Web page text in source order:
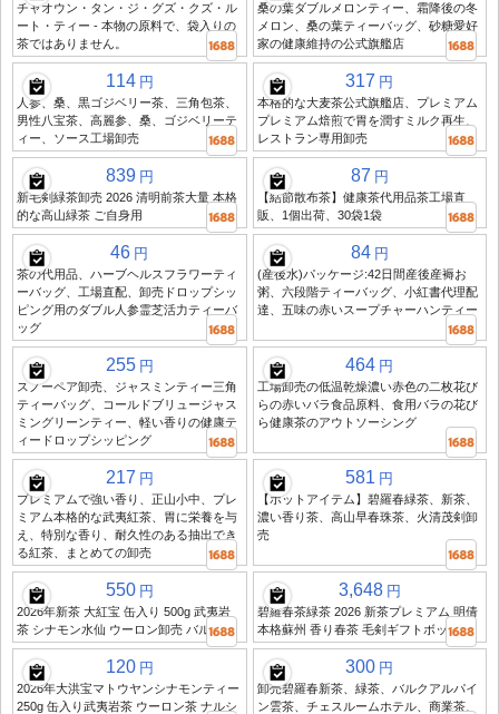
チャオウン・タン・ジ・グズ・クズ・ル
ート・ティー - 本物の原料で、袋入りの
茶ではありません。
桑の葉ダブルメロンティー、霜降後の冬
メロン、桑の葉ティーバッグ、砂糖愛好
家の健康維持の公式旗艦店
114 円
人参、桑、黒ゴジベリー茶、三角包茶、
男性八宝茶、高麗参、桑、ゴジベリーテ
ィー、ソース工場卸売
317 円
本格的な大麦茶公式旗艦店、プレミアム
プレミアム焙煎で胃を潤すミルク再生、
レストラン専用卸売
839 円
新毛剣緑茶卸売 2026 清明前茶大量 本格
的な高山緑茶 ご自身用
87 円
【結節散布茶】健康茶代用品茶工場直
販、1個出荷、30袋1袋
46 円
茶の代用品、ハーブヘルスフラワーティ
ーバッグ、工場直配、卸売ドロップシッ
ピング用のダブル人参霊芝活力ティーバ
ッグ
84 円
(産後水)パッケージ:42日間産後産褥お
粥、六段階ティーバッグ、小紅書代理配
達、五味の赤いスープチャーハンティー
255 円
スノーペア卸売、ジャスミンティー三角
ティーバッグ、コールドブリュージャス
ミングリーンティー、軽い香りの健康テ
ィードロップシッピング
464 円
工場卸売の低温乾燥濃い赤色の二枚花び
らの赤いバラ食品原料、食用バラの花び
ら健康茶のアウトソーシング
217 円
プレミアムで強い香り、正山小中、プレ
ミアム本格的な武夷紅茶、胃に栄養を与
え、特別な香り、耐久性のある抽出でき
る紅茶、まとめての卸売
581 円
【ホットアイテム】碧羅春緑茶、新茶、
濃い香り茶、高山早春珠茶、火清茂剣卸
売
550 円
2026年新茶 大紅宝 缶入り 500g 武夷岩
茶 シナモン水仙 ウーロン卸売 バルクI
3,648 円
碧羅春茶緑茶 2026 新茶プレミアム 明倩
本格蘇州 香り春茶 毛剣ギフトボックス
120 円
2026年大洪宝マトウヤンシナモンティー
250g 缶入り武夷岩茶 ウーロン茶 ナルシ
300 円
卸売碧羅春新茶、緑茶、バルクアルパイ
ン雲茶、チェスルームホテル、商業茶、